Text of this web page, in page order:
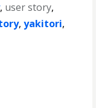
, user story,
,yakitori,